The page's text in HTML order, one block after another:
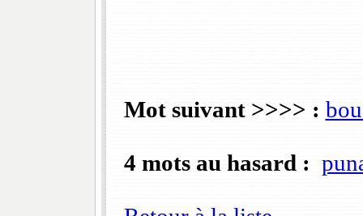
Mot suivant >>>> :
4 mots au hasard :